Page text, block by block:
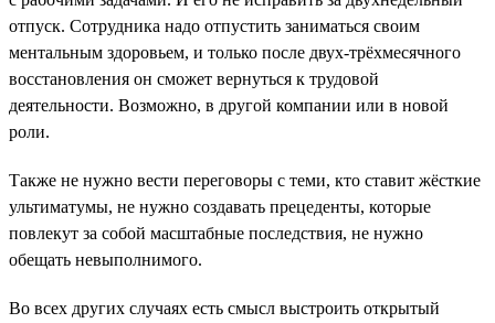
отпуск. Сотрудника надо отпустить заниматься своим
ментальным здоровьем, и только после двух-трёхмесячного
восстановления он сможет вернуться к трудовой
деятельности. Возможно, в другой компании или в новой
роли.
Также не нужно вести переговоры с теми, кто ставит жёсткие
ультиматумы, не нужно создавать прецеденты, которые
повлекут за собой масштабные последствия, не нужно
обещать невыполнимого.
Во всех других случаях есть смысл выстроить открытый